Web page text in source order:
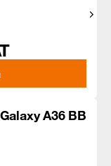
A36 BB